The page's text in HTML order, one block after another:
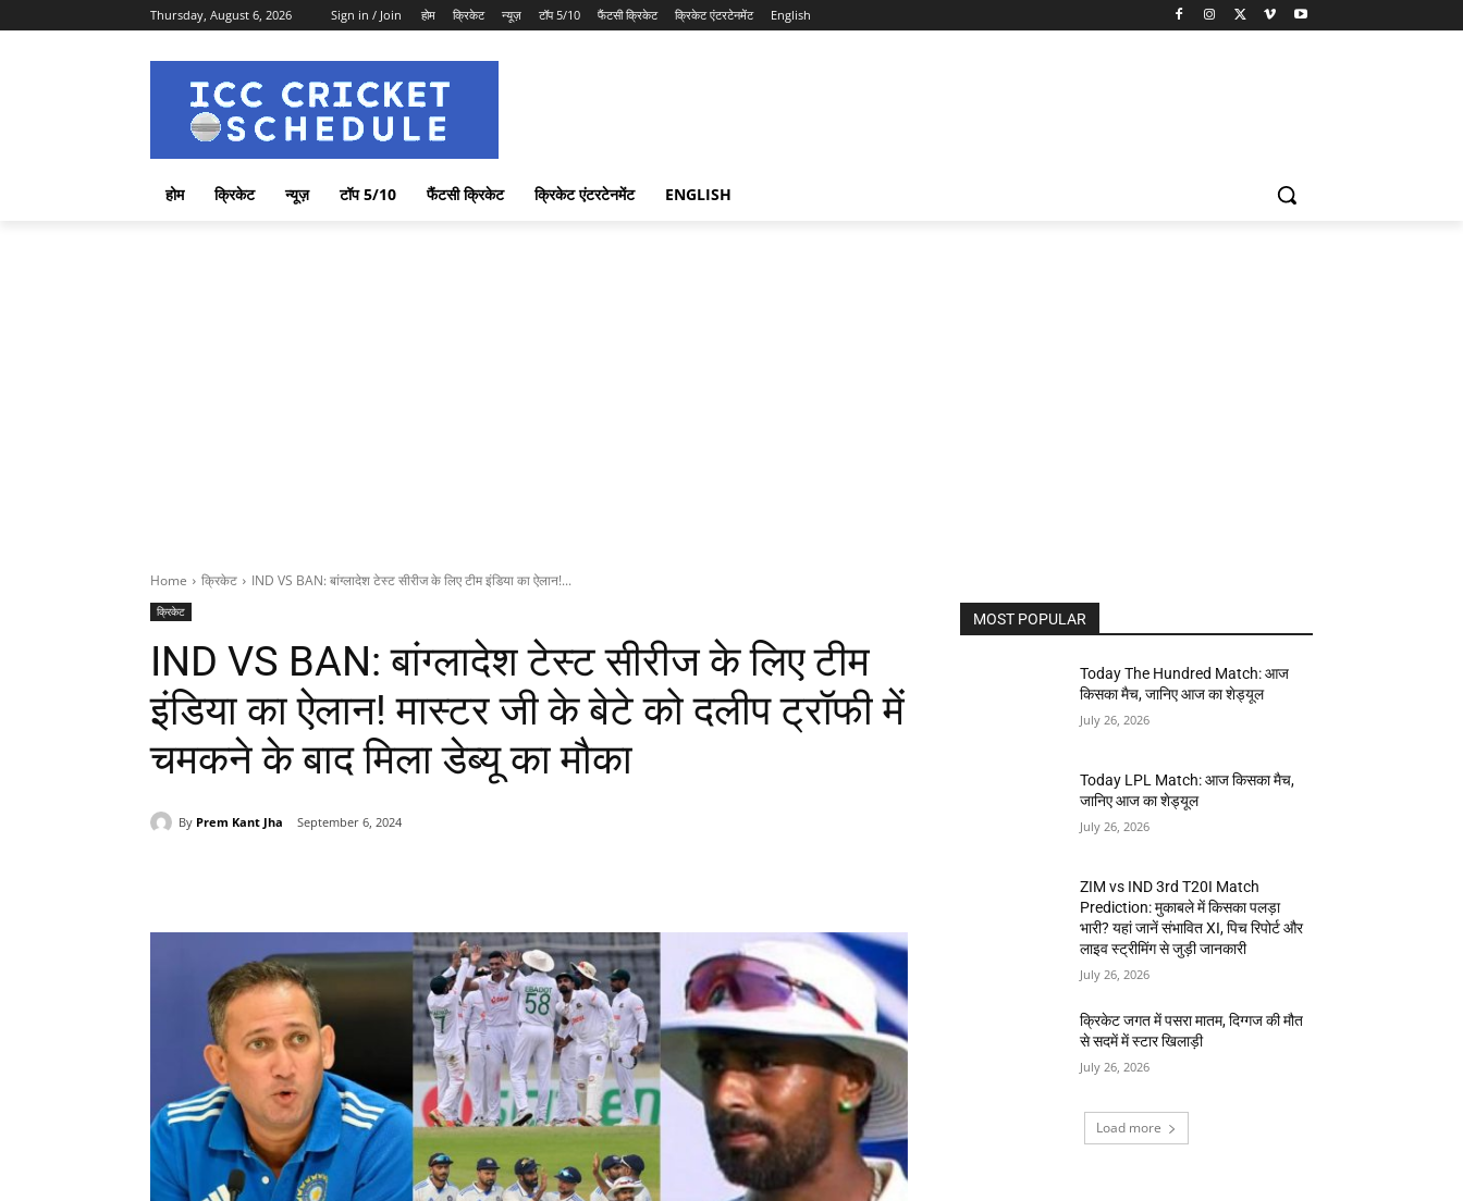
Thursday, August 6, 2026 Sign in / Join होम क्रिकेट न्यूज़ टॉप 5/10 फैंटसी क्रिकेट क्रिकेट एंटरटेनमेंट English
होम क्रिकेट न्यूज़ टॉप 5/10 फैंटसी क्रिकेट क्रिकेट एंटरटेनमेंट ENGLISH
Home क्रिकेट IND VS BAN: बांग्लादेश टेस्ट सीरीज के लिए टीम इंडिया का ऐलान!...
क्रिकेट
IND VS BAN: बांग्लादेश टेस्ट सीरीज के लिए टीम
इंडिया का ऐलान! मास्टर जी के बेटे को दलीप ट्रॉफी में
चमकने के बाद मिला डेब्यू का मौका
By Prem Kant Jha September 6, 2024
MOST POPULAR
Today The Hundred Match: आज
किसका मैच, जानिए आज का शेड्यूल
July 26, 2026
Today LPL Match: आज किसका मैच,
जानिए आज का शेड्यूल
July 26, 2026
ZIM vs IND 3rd T20I Match
Prediction: मुकाबले में किसका पलड़ा
भारी? यहां जानें संभावित XI, पिच रिपोर्ट और
लाइव स्ट्रीमिंग से जुड़ी जानकारी
July 26, 2026
क्रिकेट जगत में पसरा मातम, दिग्गज की मौत
से सदमें में स्टार खिलाड़ी
July 26, 2026
Load more